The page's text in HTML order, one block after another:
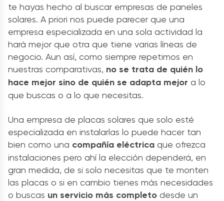
te hayas hecho al buscar empresas de paneles
solares. A priori nos puede parecer que una
empresa especializada en una sola actividad la
hará mejor que otra que tiene varias líneas de
negocio. Aun así, como siempre repetimos en
nuestras comparativas, no se trata de quién lo
hace mejor sino de quién se adapta mejor a lo
que buscas o a lo que necesitas.
Una empresa de placas solares que solo esté
especializada en instalarlas lo puede hacer tan
bien como una compañía eléctrica que ofrezca
instalaciones pero ahí la elección dependerá, en
gran medida, de si solo necesitas que te monten
las placas o si en cambio tienes más necesidades
o buscas un servicio más completo desde un